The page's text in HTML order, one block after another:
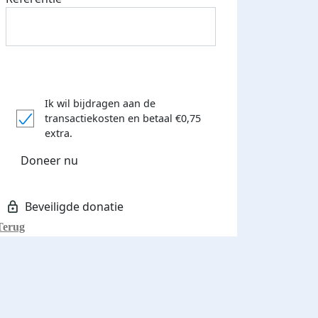
Ik wil bijdragen aan de
transactiekosten en betaal €0,75
extra.
Doneer nu